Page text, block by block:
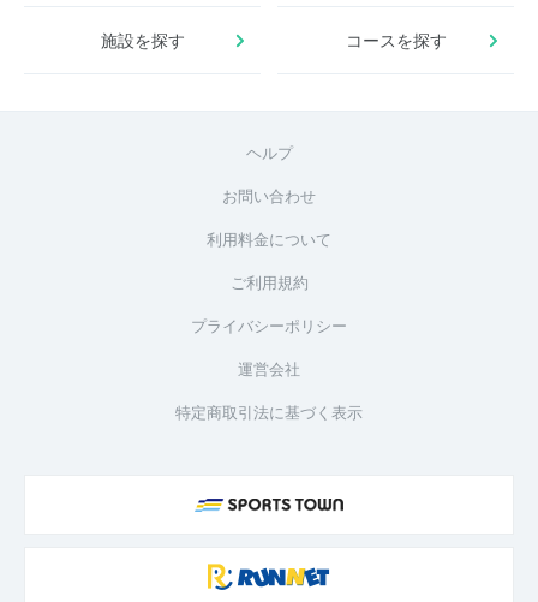
施設を探す コースを探す
ヘルプ
お問い合わせ
利用料金について
ご利用規約
プライバシーポリシー
運営会社
特定商取引法に基づく表示